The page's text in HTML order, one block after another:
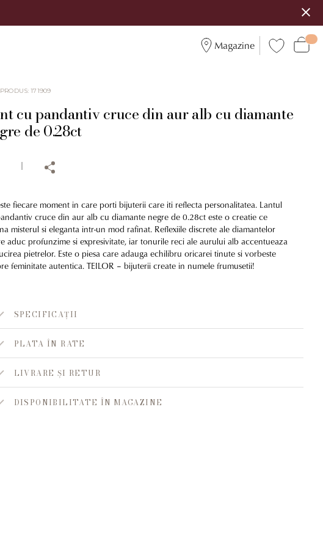
Magazine
:171909
cu pandantiv cruce din aur alb cu diamante
de 0.28ct
fiecare moment in care porti bijuterii care iti reflecta personalitatea. Lantul
cruce din aur alb cu diamante negre de 0.28ct este o creatie ce
misterul si eleganta intr-un mod rafinat. Reflexiile discrete ale diamantelor
aduc profunzime si expresivitate, iar tonurile reci ale aurului alb accentueaza
pietrelor. Este o piesa care adauga echilibru oricarei tinute si vorbeste
feminitate autentica. TEILOR – bijuterii create in numele frumusetii!
SPECIFICAȚII
PLATA ÎN RATE
LIVRARE ȘI RETUR
DISPONIBILITATE ÎN MAGAZINE